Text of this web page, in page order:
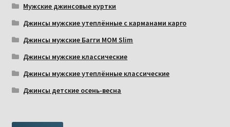
Мужские джинсовые куртки
Джинсы мужские утеплённые с карманами карго
Джинсы мужские Багги МОМ Slim
Джинсы мужские классические
Джинсы мужские утеплённые классические
Джинсы детские осень-весна